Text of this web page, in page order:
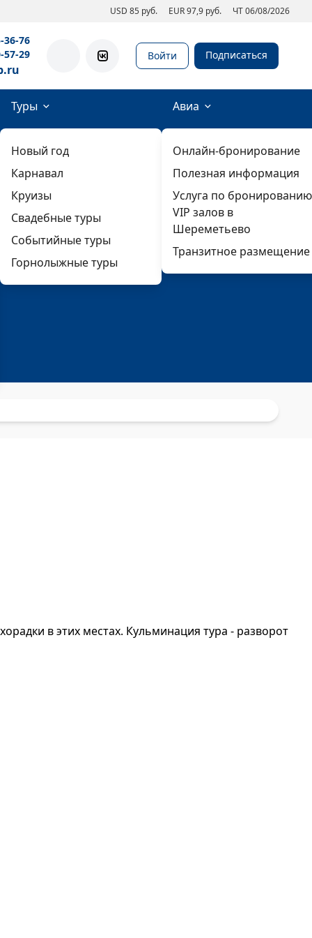
USD 85 руб. EUR 97,9 руб. ЧТ 06/08/2026
36-76
57-29
Войти Подписаться
Туры
Новый год
Карнавал
Круизы
Свадебные туры
Событийные туры
Горнолыжные туры
Авиа
Онлайн-бронирование
Полезная информация
Услуга по бронированию
VIP залов в
Шереметьево
Транзитное размещение
в этих местах. Кульминация тура - разворот